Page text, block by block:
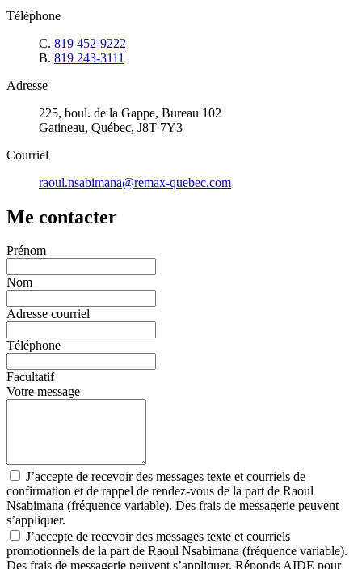
Téléphone
C. 819 452-9222
B. 819 243-3111
Adresse
225, boul. de la Gappe, Bureau 102
Gatineau, Québec, J8T 7Y3
Courriel
raoul.nsabimana@remax-quebec.com
Me contacter
Prénom
Nom
Adresse courriel
Téléphone
Facultatif
Votre message
J’accepte de recevoir des messages texte et courriels de
confirmation et de rappel de rendez-vous de la part de Raoul
Nsabimana (fréquence variable). Des frais de messagerie peuvent
s’appliquer.
J’accepte de recevoir des messages texte et courriels
promotionnels de la part de Raoul Nsabimana (fréquence variable).
Des frais de messagerie peuvent s’appliquer. Réponds AIDE pour